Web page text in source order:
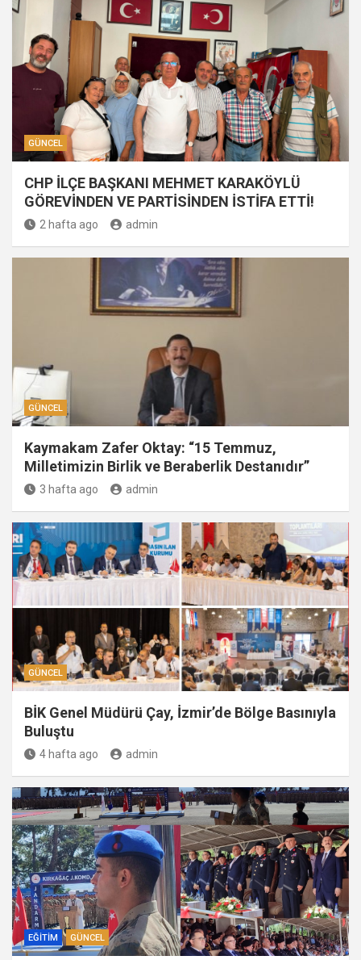
GÜNCEL
CHP İLÇE BAŞKANI MEHMET KARAKÖYLÜ
GÖREVİNDEN VE PARTİSİNDEN İSTİFA ETTİ!
2 hafta ago admin
GÜNCEL
Kaymakam Zafer Oktay: “15 Temmuz,
Milletimizin Birlik ve Beraberlik Destanıdır”
3 hafta ago admin
GÜNCEL
BİK Genel Müdürü Çay, İzmir’de Bölge Basınıyla
Buluştu
4 hafta ago admin
EĞITIM GÜNCEL